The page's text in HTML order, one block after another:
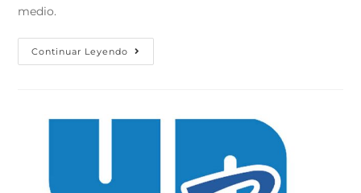
medio.
Continuar Leyendo